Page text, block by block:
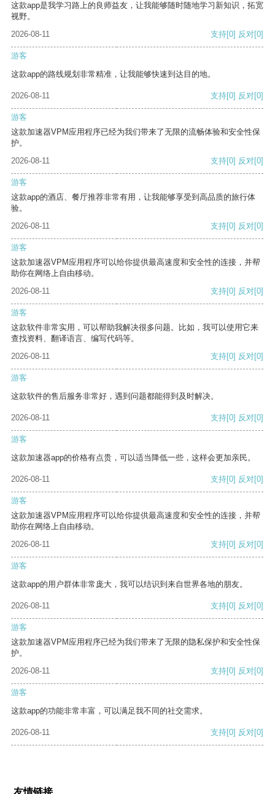
这款app是我学习路上的良师益友，让我能够随时随地学习新知识，拓宽
视野。
2026-08-11
支持[0] 反对[0]
游客
这款app的路线规划非常精准，让我能够快速到达目的地。
2026-08-11 支持[0] 反对[0]
游客
这款加速器VPM应用程序已经为我们带来了无限的流畅体验和安全性保
护。
2026-08-11
支持[0] 反对[0]
游客
这款app的酒店、餐厅推荐非常有用，让我能够享受到高品质的旅行体
验。
2026-08-11
支持[0] 反对[0]
游客
这款加速器VPM应用程序可以给你提供最高速度和安全性的连接，并帮
助你在网络上自由移动。
2026-08-11
支持[0] 反对[0]
游客
这款软件非常实用，可以帮助我解决很多问题。比如，我可以使用它来
查找资料、翻译语言、编写代码等。
2026-08-11
支持[0] 反对[0]
游客
这款软件的售后服务非常好，遇到问题都能得到及时解决。
2026-08-11 支持[0] 反对[0]
游客
这款加速器app的价格有点贵，可以适当降低一些，这样会更加亲民。
2026-08-11 支持[0] 反对[0]
游客
这款加速器VPM应用程序可以给你提供最高速度和安全性的连接，并帮
助你在网络上自由移动。
2026-08-11
支持[0] 反对[0]
游客
这款app的用户群体非常庞大，我可以结识到来自世界各地的朋友。
2026-08-11 支持[0] 反对[0]
游客
这款加速器VPM应用程序已经为我们带来了无限的隐私保护和安全性保
护。
2026-08-11
支持[0] 反对[0]
游客
这款app的功能非常丰富，可以满足我不同的社交需求。
2026-08-11 支持[0] 反对[0]